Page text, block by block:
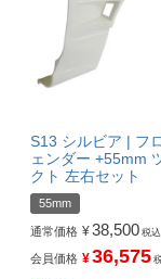
S13 シルビア | フ
ェンダー +55mm
クト 左右セット
55mm
通常価格 ¥38,500 税込
会員価格 ¥36,575